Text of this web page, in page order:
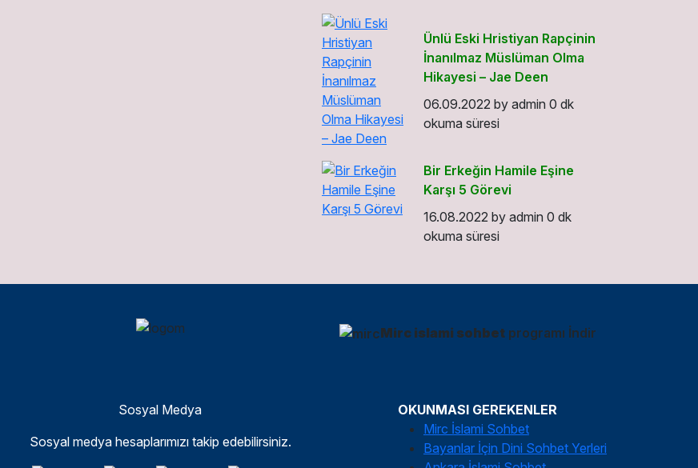
Ünlü Eski Hristiyan Rapçinin
İnanılmaz Müslüman Olma
Hikayesi – Jae Deen
06.09.2022 by admin 0 dk
okuma süresi
Bir Erkeğin Hamile Eşine
Karşı 5 Görevi
16.08.2022 by admin 0 dk
okuma süresi
Mirc islami sohbet programı İndir
Sosyal Medya
Sosyal medya hesaplarımızı takip edebilirsiniz.
OKUNMASI GEREKENLER
Mirc İslami Sohbet
Bayanlar İçin Dini Sohbet Yerleri